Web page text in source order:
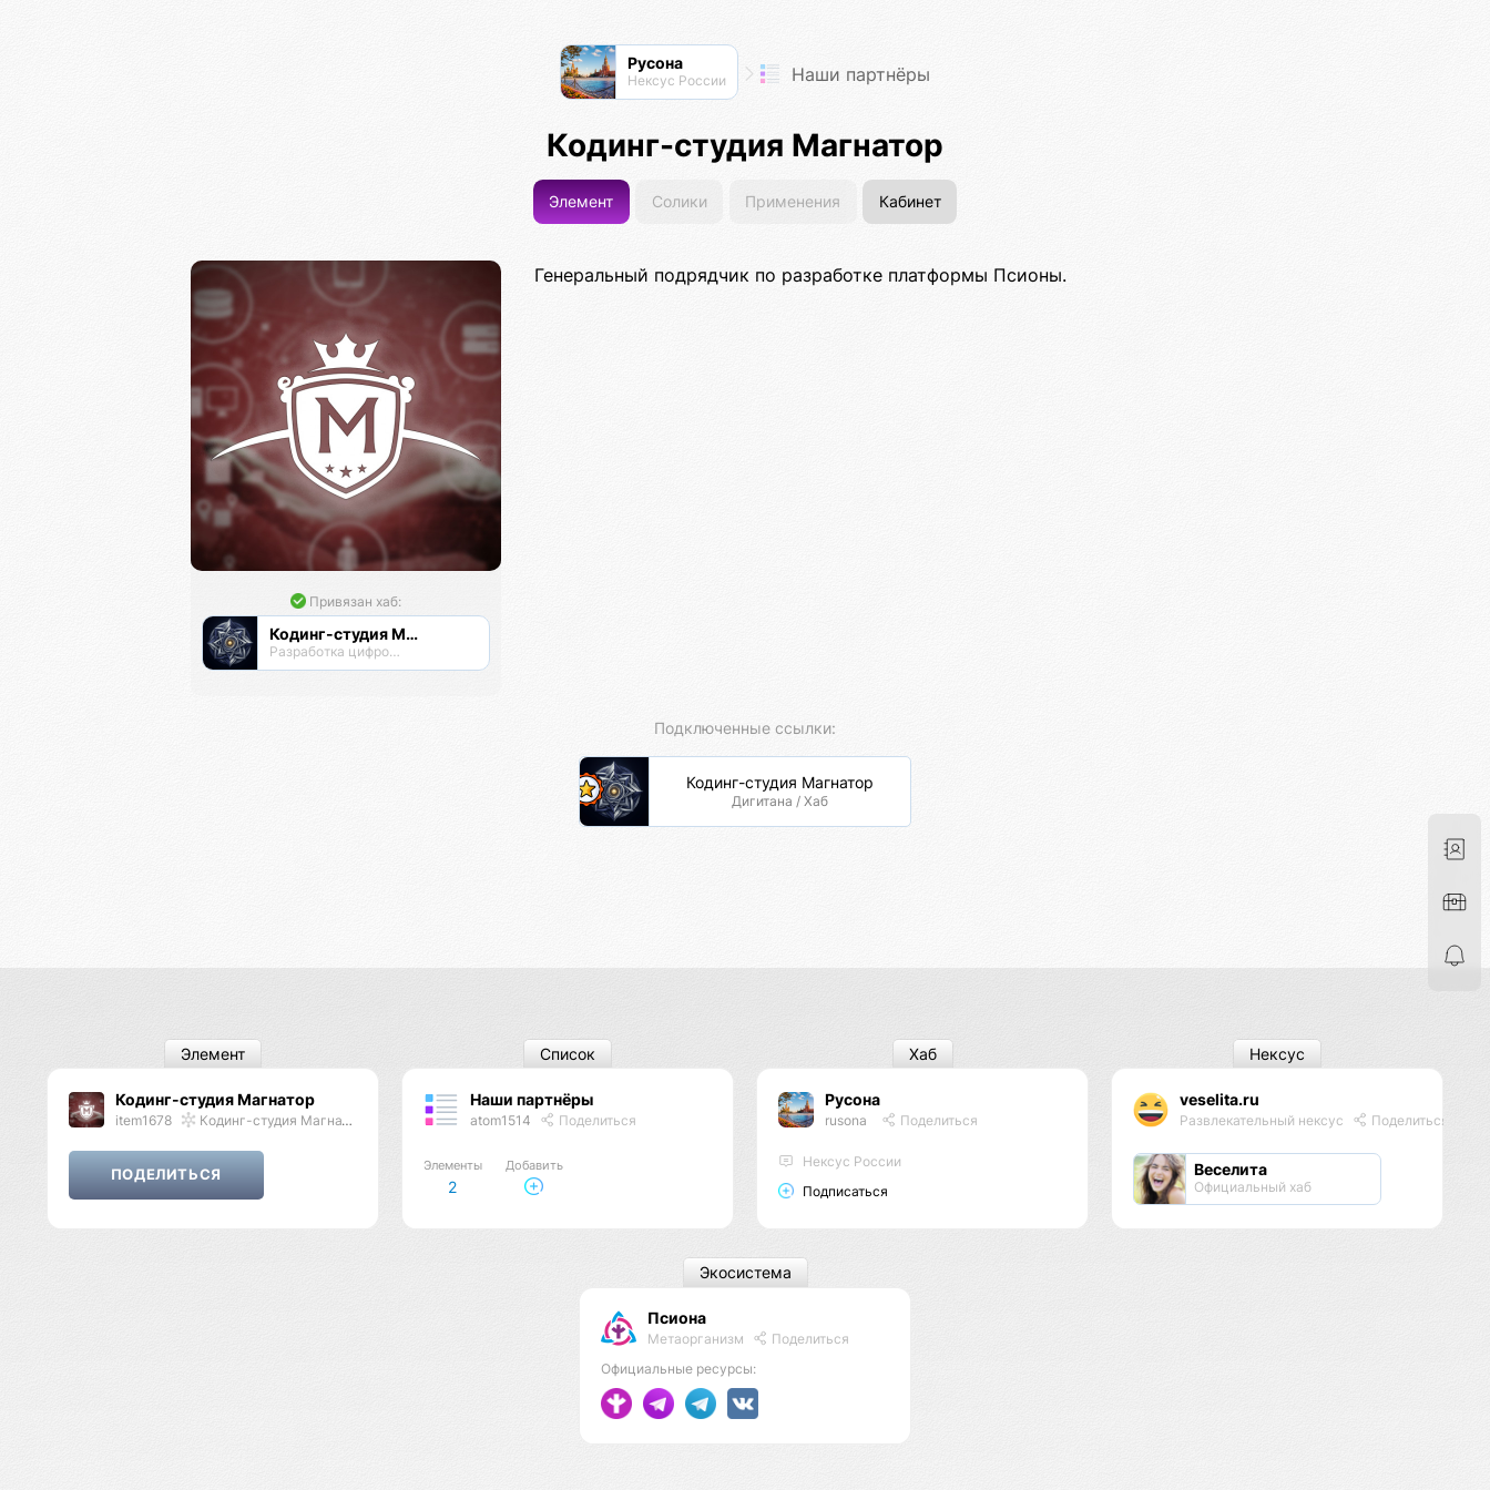
Русона
Нексус России Наши партнёры
Кодинг-студия Магнатор
Элемент Солики Применения Кабинет
Привязан хаб:
Кодинг-студия Магнатор
Генеральный подрядчик по разработке платформы Псионы.
Подключенные ссылки:
Кодинг-студия Магнатор
Дигитана / Хаб
Кодинг-студия Магнатор
item1678 Кодинг-студия Магнатор
Элемент
Наши партнёры
atom1514 Поделиться
Элементы
2
Добавить
Список
Русона
rusona Поделиться
Нексус России
Подписаться
Хаб
veselita.ru
Развлекательный нексус Поделиться
Веселита
Официальный хаб
Нексус
Псиона
Метаорганизм
Поделиться
Официальные ресурсы:
Экосистема